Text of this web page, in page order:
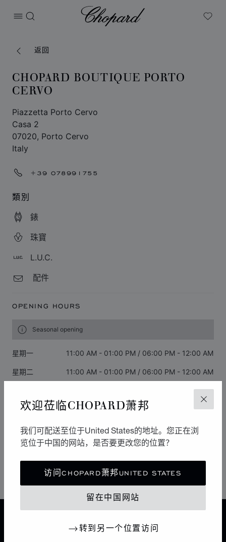
关闭
欢迎莅临CHOPARD萧邦
我们可配送至位于United States的地址。您正在浏
览位于中国的网站，是否要更改您的位置？
访问CHOPARD萧邦UNITED STATES
留在中国网站
转到另一个位置访问
打开菜单
搜索
Chopard
My
返回
CHOPARD BOUTIQUE PORTO
CERVO
Piazzetta Porto Cervo
Casa 2
07020, Porto Cervo
Italy
+39 078991755
類別
錶
珠寶
L.U.C.
配件
OPENING HOURS
Seasonal opening
星期一 11:00 AM - 01:00 PM / 06:00 PM - 12:00 AM
星期二 11:00 AM - 01:00 PM / 06:00 PM - 12:00 AM
11:00 AM - 01:00 PM / 06:00 PM - 12:00 AM
星期四 06:00 PM - 12:00 AM / 11:00 AM - 01:00 PM
星期五 11:00 AM - 01:00 PM / 06:00 PM - 12:00 AM
星期六 11:00 AM - 01:00 PM / 11:00 AM - 01:00 PM
CHOPARD BOUTIQUE PORTO CERVO